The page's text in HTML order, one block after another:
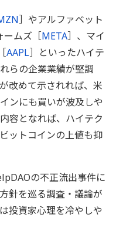
］やアルファベット
ームズ［META］、マイ
AAPL］といったハイテ
らの企業業績が堅調
改めて示されれば、米
ンにも買いが波及しや
容となれば、ハイテク
ットコインの上値も抑
の不正流出事件に
針を巡る調査・議論が
投資家心理を冷やしや